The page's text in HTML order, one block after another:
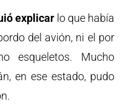
explicarlo que había
del avión, ni el por
esqueletos. Mucho
en ese estado, pudo